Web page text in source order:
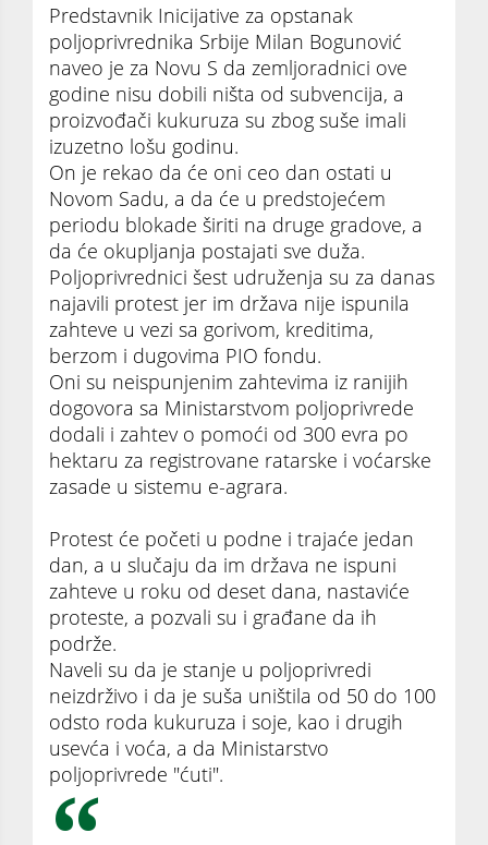
Predstavnik Inicijative za opstanak
poljoprivrednika Srbije Milan Bogunović
naveo je za Novu S da zemljoradnici ove
godine nisu dobili ništa od subvencija, a
proizvođači kukuruza su zbog suše imali
izuzetno lošu godinu.
On je rekao da će oni ceo dan ostati u
Novom Sadu, a da će u predstojećem
periodu blokade širiti na druge gradove, a
da će okupljanja postajati sve duža.
Poljoprivrednici šest udruženja su za danas
najavili protest jer im država nije ispunila
zahteve u vezi sa gorivom, kreditima,
berzom i dugovima PIO fondu.
Oni su neispunjenim zahtevima iz ranijih
dogovora sa Ministarstvom poljoprivrede
dodali i zahtev o pomoći od 300 evra po
hektaru za registrovane ratarske i voćarske
zasade u sistemu e-agrara.
Protest će početi u podne i trajaće jedan
dan, a u slučaju da im država ne ispuni
zahteve u roku od deset dana, nastaviće
proteste, a pozvali su i građane da ih
podrže.
Naveli su da je stanje u poljoprivredi
neizdrživo i da je suša uništila od 50 do 100
odsto roda kukuruza i soje, kao i drugih
usevća i voća, a da Ministarstvo
poljoprivrede "ćuti".